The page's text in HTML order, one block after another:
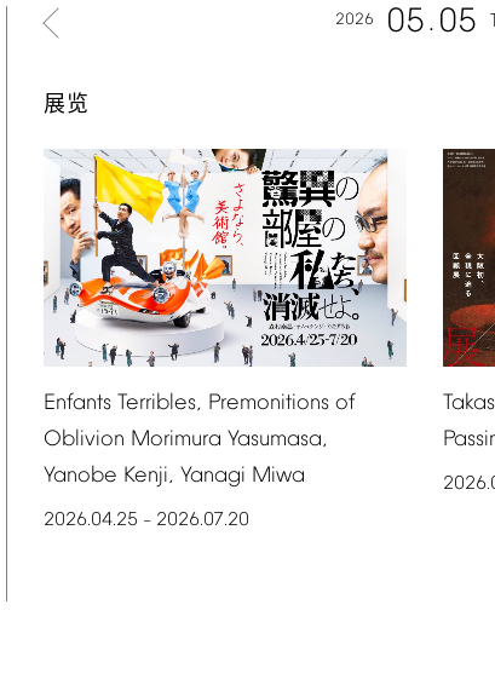
2026 05 05
展览
Enfants Terribles, Premonitions of
Oblivion Morimura Yasumasa,
Yanobe Kenji, Yanagi Miwa
2026.04.25 – 2026.07.20